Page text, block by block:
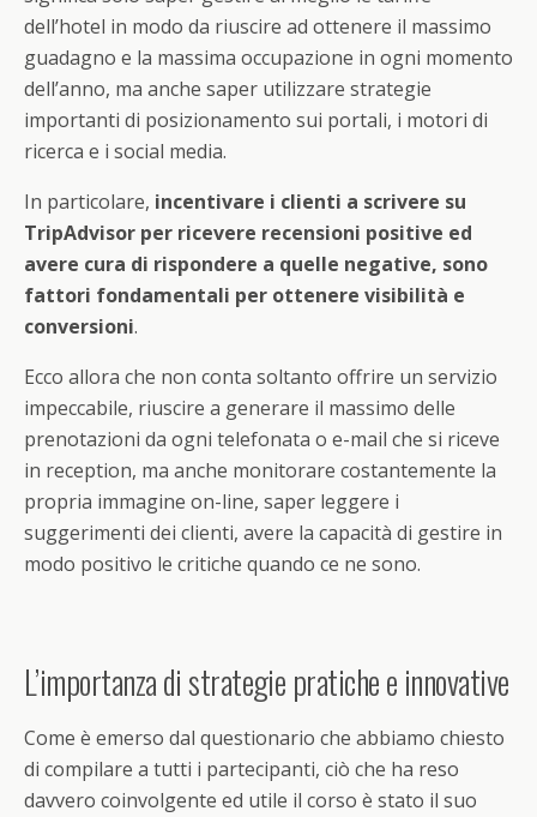
dell’hotel in modo da riuscire ad ottenere il massimo
guadagno e la massima occupazione in ogni momento
dell’anno, ma anche saper utilizzare strategie
importanti di posizionamento sui portali, i motori di
ricerca e i social media.
In particolare, incentivare i clienti a scrivere su
TripAdvisor per ricevere recensioni positive ed
avere cura di rispondere a quelle negative, sono
fattori fondamentali per ottenere visibilità e
conversioni.
Ecco allora che non conta soltanto offrire un servizio
impeccabile, riuscire a generare il massimo delle
prenotazioni da ogni telefonata o e-mail che si riceve
in reception, ma anche monitorare costantemente la
propria immagine on-line, saper leggere i
suggerimenti dei clienti, avere la capacità di gestire in
modo positivo le critiche quando ce ne sono.
L’importanza di strategie pratiche e innovative
Come è emerso dal questionario che abbiamo chiesto
di compilare a tutti i partecipanti, ciò che ha reso
davvero coinvolgente ed utile il corso è stato il suo